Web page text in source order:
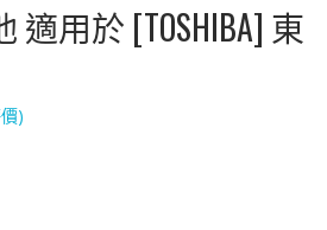
用於 [TOSHIBA] 東
)